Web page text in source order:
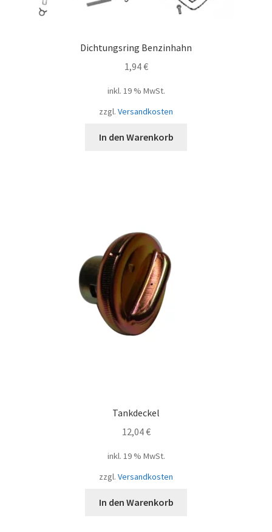
Dichtungsring Benzinhahn
1,94€
inkl. 19 % MwSt.
zzgl. Versandkosten
In den Warenkorb
Tankdeckel
12,04€
inkl. 19 % MwSt.
zzgl. Versandkosten
In den Warenkorb